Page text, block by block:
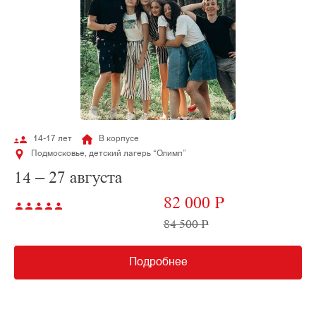
14-17 лет
В корпусе
Подмосковье, детский лагерь “Олимп”
14 – 27 августа
82 000 P
84 500 P
Подробнее